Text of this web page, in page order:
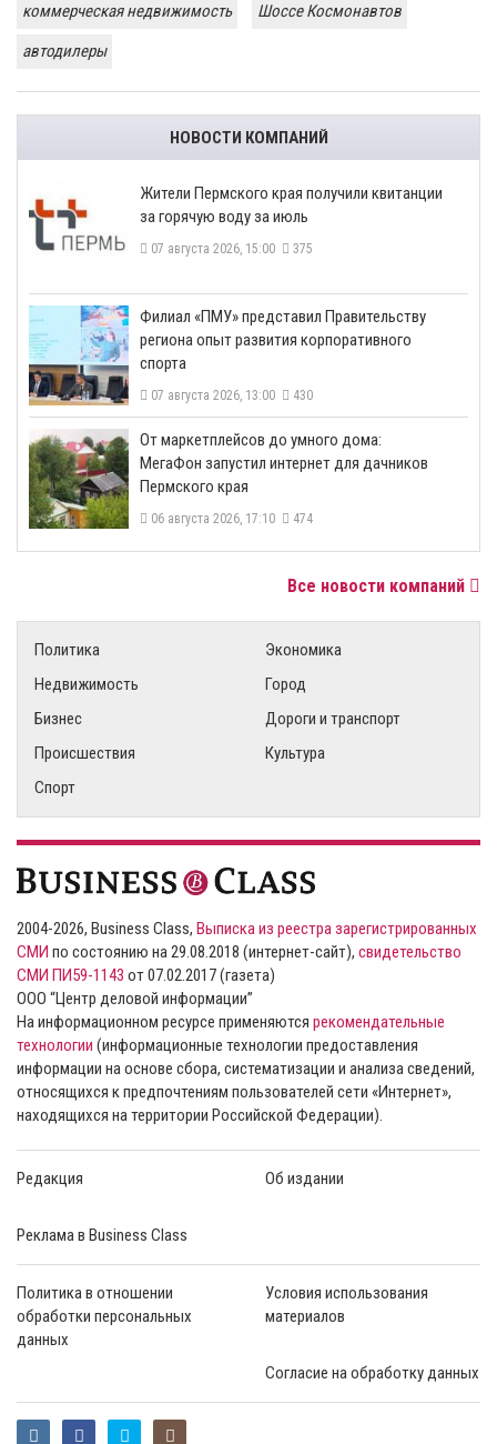
коммерческая недвижимость
Шоссе Космонавтов
автодилеры
НОВОСТИ КОМПАНИЙ
​Жители Пермского края получили квитанции
за горячую воду за июль
07 августа 2026, 15:00 375
​Филиал «ПМУ» представил Правительству
региона опыт развития корпоративного
спорта
07 августа 2026, 13:00 430
От маркетплейсов до умного дома:
МегаФон запустил интернет для дачников
Пермского края
06 августа 2026, 17:10 474
Все новости компаний
Политика
Экономика
Недвижимость
Город
Бизнес
Дороги и транспорт
Происшествия
Культура
Спорт
2004-2026, Business Class, Выписка из реестра зарегистрированных
СМИ по состоянию на 29.08.2018 (интернет-сайт), свидетельство
СМИ ПИ59-1143 от 07.02.2017 (газета)
ООО “Центр деловой информации”
На информационном ресурсе применяются рекомендательные
технологии (информационные технологии предоставления
информации на основе сбора, систематизации и анализа сведений,
относящихся к предпочтениям пользователей сети «Интернет»,
находящихся на территории Российской Федерации).
Редакция Об издании
Реклама в Business Class
Политика в отношении
обработки персональных
данных
Условия использования
материалов
Согласие на обработку данных